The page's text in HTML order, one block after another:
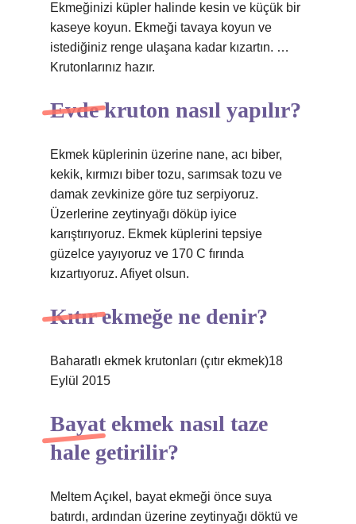
Ekmeğinizi küpler halinde kesin ve küçük bir
kaseye koyun. Ekmeği tavaya koyun ve
istediğiniz renge ulaşana kadar kızartın. …
Krutonlarınız hazır.
Evde kruton nasıl yapılır?
Ekmek küplerinin üzerine nane, acı biber,
kekik, kırmızı biber tozu, sarımsak tozu ve
damak zevkinize göre tuz serpiyoruz.
Üzerlerine zeytinyağı döküp iyice
karıştırıyoruz. Ekmek küplerini tepsiye
güzelce yayıyoruz ve 170 C fırında
kızartıyoruz. Afiyet olsun.
Kıtır ekmeğe ne denir?
Baharatlı ekmek krutonları (çıtır ekmek)18
Eylül 2015
Bayat ekmek nasıl taze
hale getirilir?
Meltem Açıkel, bayat ekmeği önce suya
batırdı, ardından üzerine zeytinyağı döktü ve